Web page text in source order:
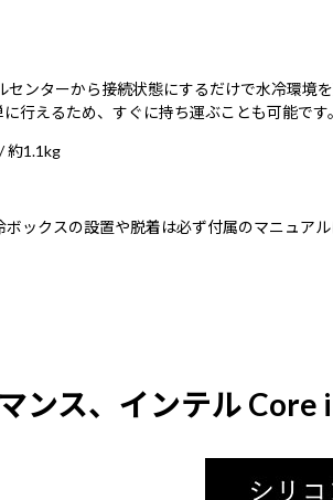
ンターから接続状態にするだけで水冷環境を
行えるため、すぐに持ち運ぶことも可能です。
約1.1kg
ックスの設置や脱着は必ず付属のマニュア
ンス、インテル